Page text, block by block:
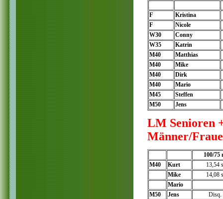
F
Kristina
F
Nicole
W30
Conny
W35
Katrin
M40
Matthias
M40
Mike
M40
Dirk
M40
Mario
M45
Steffen
M50
Jens
LM Senioren
Männer/
100/75
M40
Kurt
13,54 s
Mike
14,08 s
Mario
M50
Jens
Disq.